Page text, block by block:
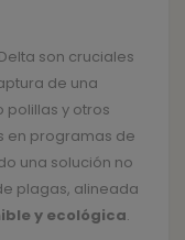
son cruciales
de una
y otros
en programas de
una solución no
plagas, alineada
y ecológica.